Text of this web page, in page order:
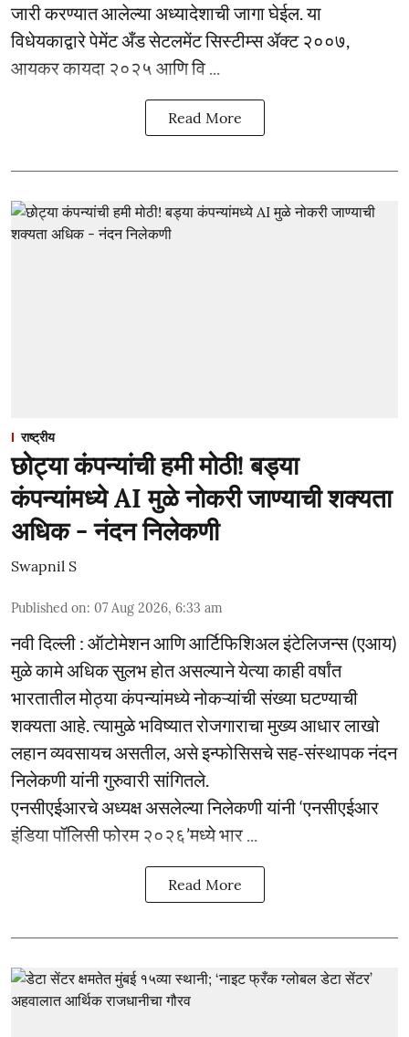
जारी करण्यात आलेल्या अध्यादेशाची जागा घेईल. या
विधेयकाद्वारे पेमेंट अँड सेटलमेंट सिस्टीम्स ॲक्ट २००७,
आयकर कायदा २०२५ आणि वि ...
Read More
राष्ट्रीय
छोट्या कंपन्यांची हमी मोठी! बड्या
कंपन्यांमध्ये AI मुळे नोकरी जाण्याची शक्यता
अधिक - नंदन निलेकणी
Swapnil S
Published on: 07 Aug 2026, 6:33 am
नवी दिल्ली : ऑटोमेशन आणि आर्टिफिशिअल इंटेलिजन्स (एआय)
मुळे कामे अधिक सुलभ होत असल्याने येत्या काही वर्षांत
भारतातील मोठ्या कंपन्यांमध्ये नोकऱ्यांची संख्या घटण्याची
शक्यता आहे. त्यामुळे भविष्यात रोजगाराचा मुख्य आधार लाखो
लहान व्यवसायच असतील, असे इन्फोसिसचे सह-संस्थापक नंदन
निलेकणी यांनी गुरुवारी सांगितले.
एनसीएईआरचे अध्यक्ष असलेल्या निलेकणी यांनी ‘एनसीएईआर
इंडिया पॉलिसी फोरम २०२६’मध्ये भार ...
Read More